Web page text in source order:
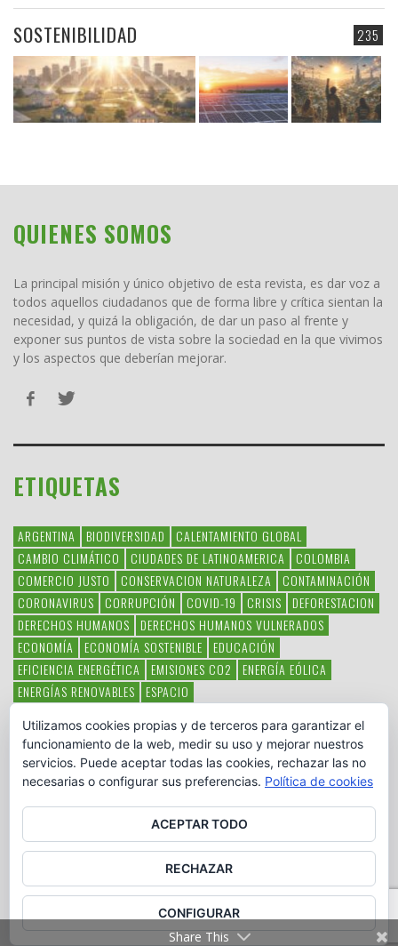
235
SOSTENIBILIDAD
QUIENES SOMOS
La principal misión y único objetivo de esta revista, es dar voz a
todos aquellos ciudadanos que de forma libre y crítica sientan la
necesidad, y quizá la obligación, de dar un paso al frente y
exponer sus puntos de vista sobre la sociedad en la que vivimos
y los aspectos que deberían mejorar.
ETIQUETAS
ARGENTINA BIODIVERSIDAD
CALENTAMIENTO GLOBAL
CAMBIO CLIMÁTICO
CIUDADES DE LATINOAMERICA
COLOMBIA
COMERCIO JUSTO
CONSERVACION NATURALEZA
CONTAMINACIÓN
CORONAVIRUS
CORRUPCIÓN COVID-19 CRISIS
DEFORESTACION
DERECHOS HUMANOS
DERECHOS HUMANOS VULNERADOS
ECONOMÍA
ECONOMÍA SOSTENIBLE
EDUCACIÓN
EFICIENCIA ENERGÉTICA
EMISIONES CO2
ENERGÍA EÓLICA
ENERGÍAS RENOVABLES
ESPACIO
HAMBRE LATINOAMÉRICA MEDIO AMBIENTE
MÉXICO
OBJETIVOS DEL MILENIO
ONGS PAZ POBREZA POESÍA
POLITICA
PUEBLOS INDÍGENAS RSC RSE
SOBERANÍA ALIMENTARIA
SOLIDARIDAD SOSTENIBILIDAD TECNOLOGÍA VERTIDO PETROLEO
Copyright © www.otromundoesposible.net. All Rights Reserved.
Share This
Utilizamos cookies propias y de terceros para garantizar el
funcionamiento de la web, medir su uso y mejorar nuestros
servicios. Puede aceptar todas las cookies, rechazar las no
necesarias o configurar sus preferencias. Política de cookies
ACEPTAR TODO
RECHAZAR
CONFIGURAR